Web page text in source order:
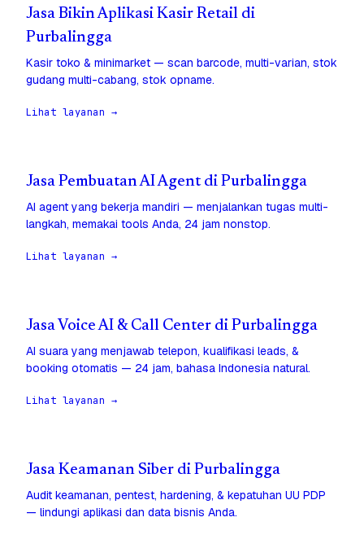
Jasa Bikin Aplikasi Kasir Retail di
Purbalingga
Kasir toko & minimarket — scan barcode, multi-varian, stok
gudang multi-cabang, stok opname.
Lihat layanan →
Jasa Pembuatan AI Agent di Purbalingga
AI agent yang bekerja mandiri — menjalankan tugas multi-
langkah, memakai tools Anda, 24 jam nonstop.
Lihat layanan →
Jasa Voice AI & Call Center di Purbalingga
AI suara yang menjawab telepon, kualifikasi leads, &
booking otomatis — 24 jam, bahasa Indonesia natural.
Lihat layanan →
Jasa Keamanan Siber di Purbalingga
Audit keamanan, pentest, hardening, & kepatuhan UU PDP
— lindungi aplikasi dan data bisnis Anda.